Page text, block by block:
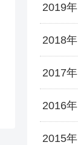
2019年
2018年
2017年
2016年
2015年